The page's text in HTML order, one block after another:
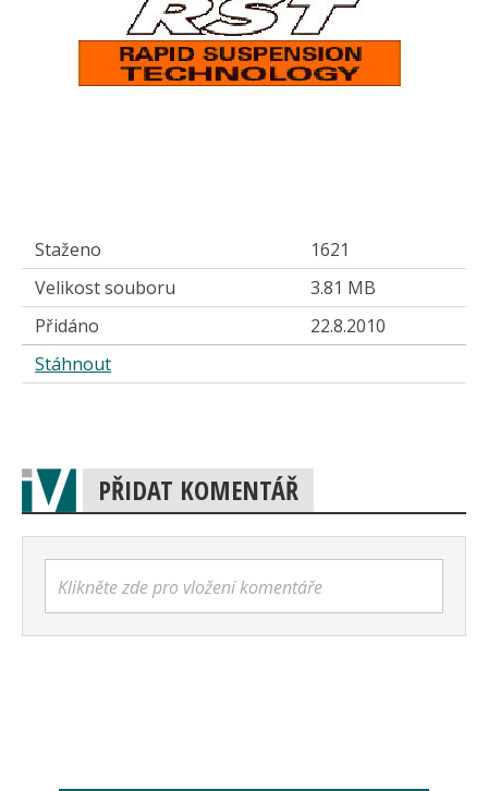
Staženo
1621
Velikost souboru
3.81 MB
Přidáno
22.8.2010
Stáhnout
PŘIDAT KOMENTÁŘ
Klikněte zde pro vložení komentáře